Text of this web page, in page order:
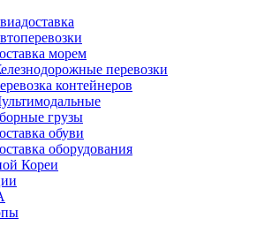
морем
перевозки
контейнеров
грузы
обуви
оборудования
Кореи